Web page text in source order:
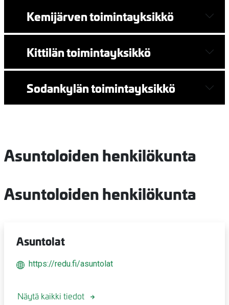
Kemijärven toimintayksikkö
Kittilän toimintayksikkö
Sodankylän toimintayksikkö
Asuntoloiden henkilökunta
Asuntoloiden henkilökunta
Asuntolat
https://redu.fi/asuntolat
Näytä kaikki tiedot